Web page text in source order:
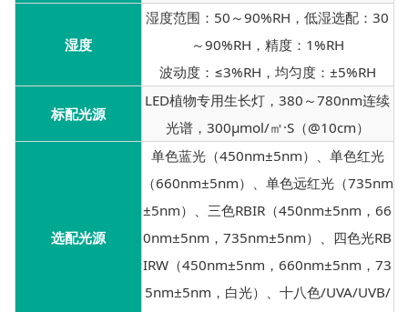
湿度
湿度范围：50～90%RH，低湿选配：30
～90%RH，精度：1%RH
波动度：≤3%RH，均匀度：±5%RH
标配光源
LED植物专用生长灯，380～780nm连续
光谱，300μmol/㎡·S（@10cm）
选配光源
单色蓝光（450nm±5nm）、单色红光
（660nm±5nm）、单色远红光（735nm
±5nm）、三色RBIR（450nm±5nm，66
0nm±5nm，735nm±5nm）、四色光RB
IRW（450nm±5nm，660nm±5nm，73
5nm±5nm，白光）、十八色/UVA/UVB/